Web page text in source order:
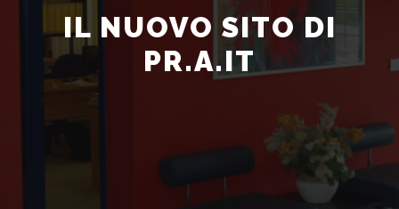
IL NUOVO SITO DI
PR.A.IT